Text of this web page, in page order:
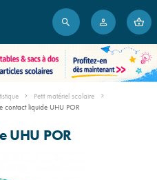
Petit matériel scolaire
contact liquide UHU POR
UHU POR